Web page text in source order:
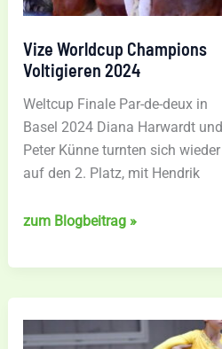
Vize Worldcup Champions
Voltigieren 2024
Weltcup Finale Par-de-deux in
Basel 2024 Diana Harwardt und
Peter Künne turnten sich wieder
auf den 2. Platz, mit Hendrik
Vize
Champions
zum Blogbeitrag »